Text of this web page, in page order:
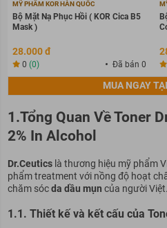
MỸ PHẨM KOR HÀN QUỐC
Bộ Mặt Nạ Phục Hồi ( KOR Cica B5
Mask )
28.000 đ
0 (0) Đã bán 0
MUA NGAY
1.Tổng Quan Về Toner
2% In Alcohol
Dr.Ceutics là thương hiệu mỹ phẩm
phẩm treatment với nồng độ hoạt
chăm sócda dầu mụn của người Việt.
1.1. Thiết kế và kết cấu của